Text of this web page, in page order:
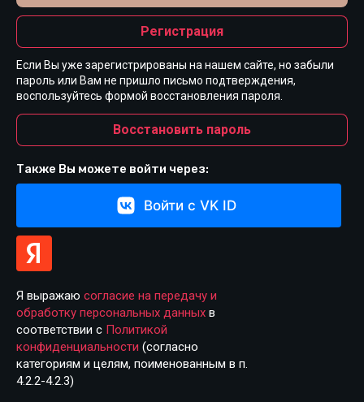
Регистрация
Если Вы уже зарегистрированы на нашем сайте, но забыли
пароль или Вам не пришло письмо подтверждения,
воспользуйтесь формой восстановления пароля.
Восстановить пароль
Также Вы можете войти через:
Войти с VK ID
Я выражаю согласие на передачу и
обработку персональных данных в
соответствии с Политикой
конфиденциальности (согласно
категориям и целям, поименованным в п.
4.2.2-4.2.3)